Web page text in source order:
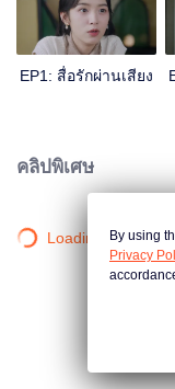
ไล่ตามความรักที่ค่อยๆ ล่อเ
ม่อชิงเชิงวางแผนไว้นานแล้
EP1: สื่อรักผ่านเสียง
คลิปพิเศษ
Loading…By using
Privacy